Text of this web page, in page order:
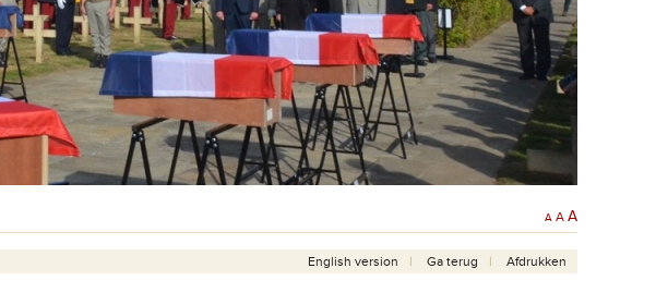
A A A
English version Ga terug Afdrukken